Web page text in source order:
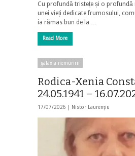
Cu profundă tristețe și o profundă
unei vieți dedicate frumosului,
ia rămas bun de la …
Read More
galaxia nemuririi
Rodica-Xenia
24.05.1941 –
17/07/2026 | Nistor Laurențiu